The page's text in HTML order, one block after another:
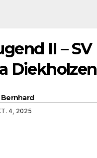
II – SV
Diekholzen
Bernhard
4, 2025